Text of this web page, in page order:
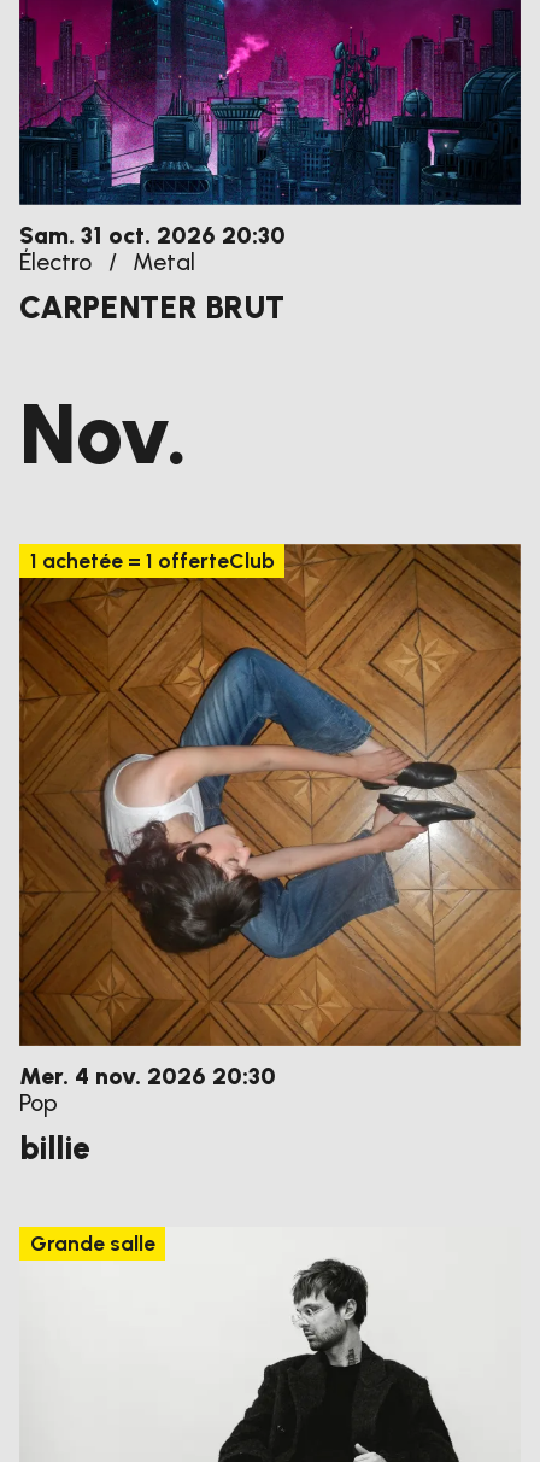
samedi
Sam. 31 octobre
oct. 2026 20:30
Électro
/ Metal
CARPENTER BRUT
Nov.
1 achetée = 1 offerteClub
mercredi
Mer. 4 novembre
nov. 2026 20:30
Pop
billie
Grande salle